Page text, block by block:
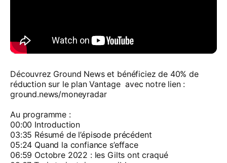
Découvrez Ground News et bénéficiez de 40% de
réduction sur le plan Vantage avec notre lien :
ground.news/moneyradar
Au programme :
00:00 Introduction
03:35 Résumé de l’épisode précédent
05:24 Quand la confiance s’efface
06:59 Octobre 2022 : les Gilts ont craqué